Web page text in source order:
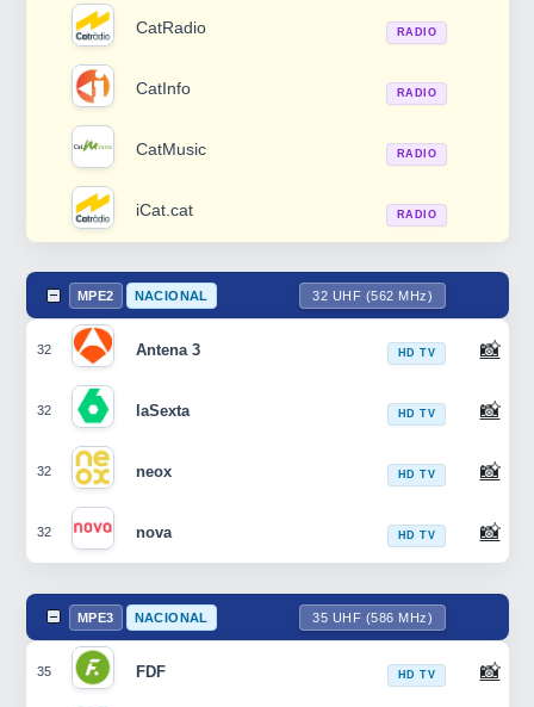
CatRadio RADIO
CatInfo RADIO
CatMusic RADIO
iCat.cat RADIO
MPE2 NACIONAL 32 UHF (562 MHz)
32 Antena 3 HD TV 📸
32 laSexta HD TV 📸
32 neox HD TV 📸
32 nova HD TV 📸
MPE3 NACIONAL 35 UHF (586 MHz)
35 FDF HD TV 📸